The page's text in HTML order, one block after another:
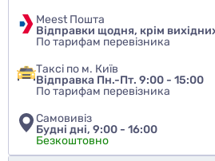
Meest Пошта
Відправки щодня, крім
По тарифам перевізника
Таксі по м. Київ
Відправка Пн.-Пт. 9:00 - 15:00
По тарифам перевізника
Самовивіз
Будні дні, 9:00 - 16:00
Безкоштовно